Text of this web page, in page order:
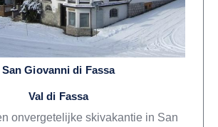
San Giovanni di Fassa
Val di Fassa
onvergetelijke skivakantie in San